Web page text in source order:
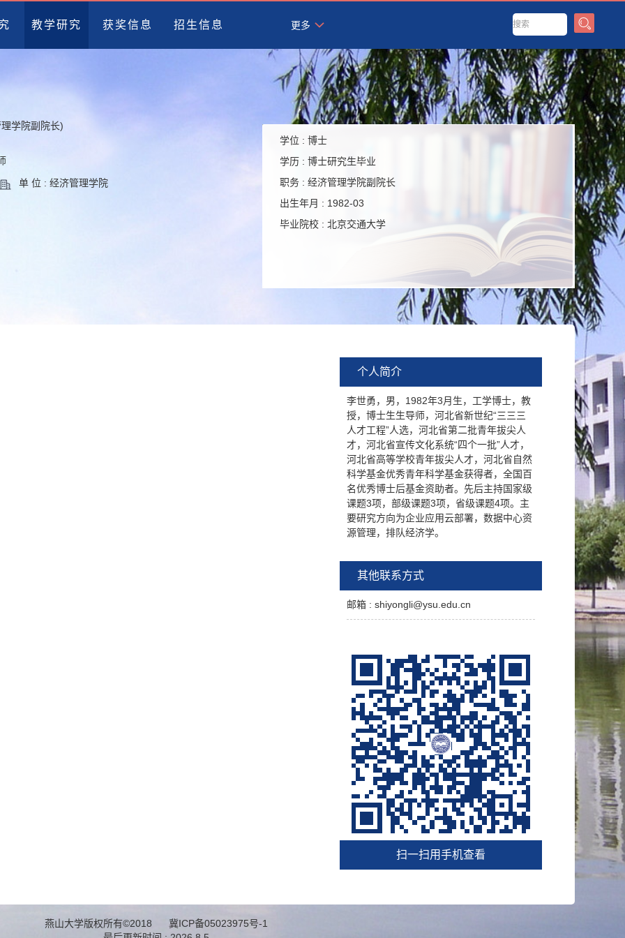
教学研究 获奖信息 招生信息 更多
学院副院长)
单 位 : 经济管理学院
学位 : 博士
学历 : 博士研究生毕业
职务 : 经济管理学院副院长
出生年月 : 1982-03
毕业院校 : 北京交通大学
个人简介
李世勇，男，1982年3月生，工学博士，教
授，博士生生导师，河北省新世纪“三三三
人才工程”人选，河北省第二批青年拔尖人
才，河北省宣传文化系统“四个一批”人才，
河北省高等学校青年拔尖人才，河北省自然
科学基金优秀青年科学基金获得者，全国百
名优秀博士后基金资助者。先后主持国家级
课题3项，部级课题3项，省级课题4项。主
要研究方向为企业应用云部署，数据中心资
源管理，排队经济学。
其他联系方式
邮箱 : shiyongli@ysu.edu.cn
扫一扫用手机查看
燕山大学版权所有©2018 冀ICP备05023975号-1